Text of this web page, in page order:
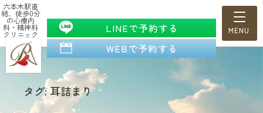
六本木駅直
結、徒歩0分
の心療内
科・精神科
クリニック
LINEで予約する
WEBで予約する
タグ: 耳詰まり